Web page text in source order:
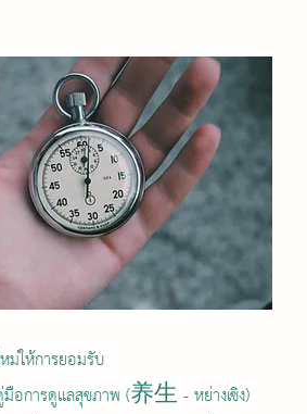
ให้การยอมรับ
มือการดูแลสุขภาพ (养生 - หย่างเซิง)